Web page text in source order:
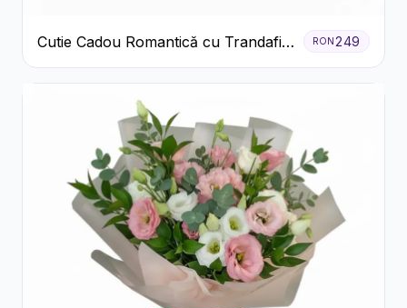
Cutie Cadou Romantică cu Trandafiri
Șampanie și Lumânare
RON 249